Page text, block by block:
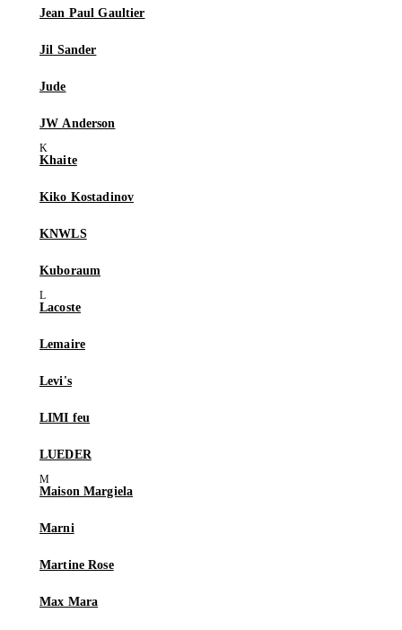
Jean Paul Gaultier
Jil Sander
Jude
JW Anderson
Khaite
Kiko Kostadinov
KNWLS
Kuboraum
Lacoste
Lemaire
Levi's
LIMI feu
LUEDER
Maison Margiela
Marni
Martine Rose
Max Mara